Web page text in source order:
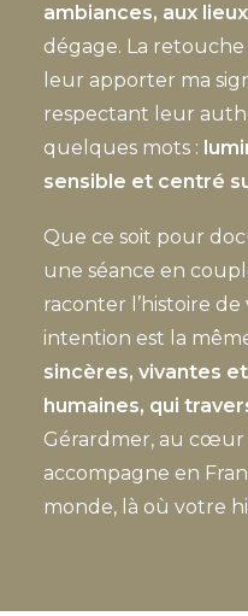
ambiances, aux
dégage. La
leur apporter ma
respectant leur
quelques mots :
sensible et centré
Que ce soit pour
une séance en
raconter l’histoire
intention est la
sincères, vivantes
humaines, qui
Gérardmer, au cœur
accompagne en
monde, là où votre